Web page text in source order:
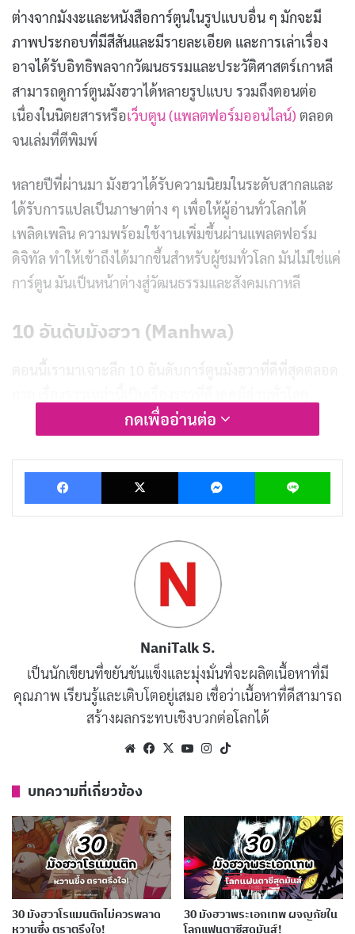
ต่างจากมังงะและหนังสือการ์ตูนในรูปแบบอื่น ๆ มักจะมี
ภาพประกอบที่มีสีสันและมีรายละเอียด และการเล่าเรื่อง
อาจได้รับอิทธิพลจากวัฒนธรรมและประวัติศาสตร์เกาหลี
สามารถดูการ์ตูนมังฮวาได้หลายรูปแบบ รวมถึงตอนต่อ
เนื่องในนิตยสารหรือเว็บตูน (แพลตฟอร์มออนไลน์) ตลอด
จนเล่มที่ตีพิมพ์
หลายปีที่ผ่านมา มังฮวาได้รับความนิยมในระดับสากลและ
ได้รับการแปลเป็นภาษาต่าง ๆ เพื่อให้ผู้อ่านทั่วโลกได้
เพลิดเพลิน ความพร้อมใช้งานเพิ่มขึ้นผ่านแพลตฟอร์ม
ดิจิทัล ทำให้เข้าถึงได้มากขึ้นสำหรับผู้ชมทั่วโลก มันไม่ใช่แค่
การ์ตูน มันเป็นหน้าต่างสู่วัฒนธรรมและสังคมเกาหลี
10 อันดับมังฮวา (Manhwa)
ตอนนี้เรามาเจาะลึก 10 อันดับการ์ตูนมังฮวาที่ดีที่สุดตลอด
บทความที่เกี่ยวข้อง
20 มังฮวาต่างโลกสุดเจ๋ง เปิดมิติใหม่แห่งการอ่าน!
สิงหาคม 12, 2024
สิงหาคม 12, 2024
20 มังฮวาต่อสู้สุดมันส์ สุดตื่นเต้น ติดงอมแงม!
สิงหาคม 12, 2024
20 มังฮวาเกิดใหม่สุดฮิต การผจญภัยในโลก
แฟนตาซีที่ต้องอ่าน!
สิงหาคม 12, 2024
กดเพื่ออ่านต่อ
Facebook X Messenger Line
NaniTalk S.
เป็นนักเขียนที่ขยันขันแข็งและมุ่งมั่นที่จะผลิตเนื้อหาที่มี
คุณภาพ เรียนรู้และเติบโตอยู่เสมอ เชื่อว่าเนื้อหาที่ดีสามารถ
สร้างผลกระทบเชิงบวกต่อโลกได้
WebsiteFacebook
X YouTubeInstagram
บทความที่เกี่ยวข้อง
30 มังฮวาโรแมนติกไม่ควรพลาด
หวานซึ้ง ตราตรึงใจ!
30 มังฮวาพระเอกเทพ ผจญภัยใน
โลกแฟนตาซีสุดมันส์!